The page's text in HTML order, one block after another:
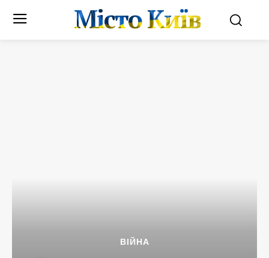
Місто Київ
ВІЙНА